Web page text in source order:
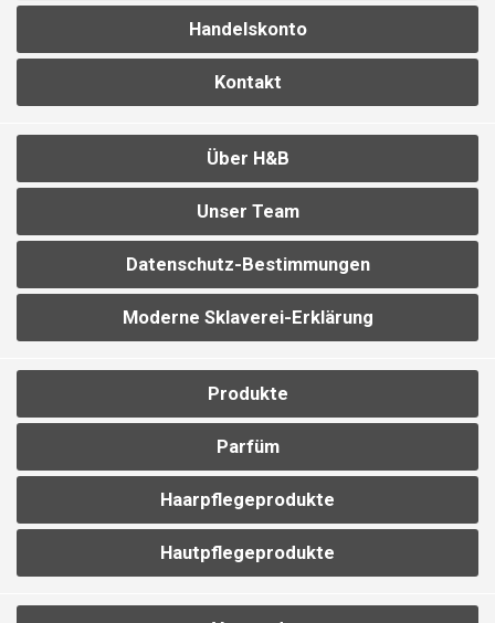
Handelskonto
Kontakt
Über H&B
Unser Team
Datenschutz-Bestimmungen
Moderne Sklaverei-Erklärung
Produkte
Parfüm
Haarpflegeprodukte
Hautpflegeprodukte